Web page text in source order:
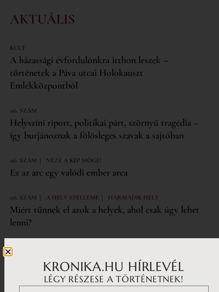
AKTUÁLIS
KULT
A házassági évfordulónkra itthon leszek –
történetek a Páva utcai Holokauszt
Emlékközpontból
116. SZÁM
Helyszíni riport, politikai párt, szörnyű tragédia –
így burjánoznak a fölösleges szavak a sajtóban
116. SZÁM | NÉZZ A KÉP MÖGÉ!
Ez az arc egy valódi ember arca
116. SZÁM | A HELY SZELLEME | HARMADIK HELY
Miért tűnnek el azok a helyek, ahol csak úgy lehet
lenni?
Iratkozz fel a hírlevelünkre!
Feliratkozás
KRONIKA.HU HÍRLEVÉL
LÉGY RÉSZESE A TÖRTÉNETNEK!